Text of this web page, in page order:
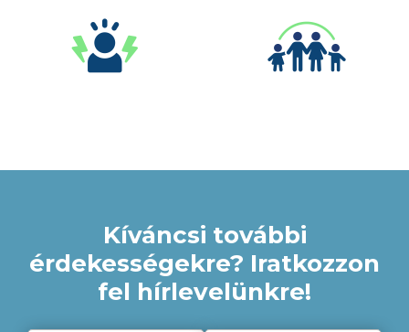
Kíváncsi további
érdekességekre? Iratkozzon
fel hírlevelünkre!